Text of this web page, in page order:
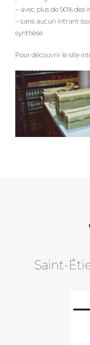
– avec plus de 90% des
– sans aucun intrant
synthèse
Pour découvrir le site
Saint-